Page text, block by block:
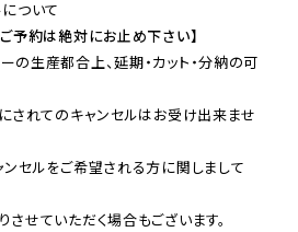
予約は絶対にお止め下さい】
生産都合上、延期・カット・分納の可
されてのキャンセルはお受け出来ませ
ンセルをご希望される方に関しまして
せていただく場合もございます。